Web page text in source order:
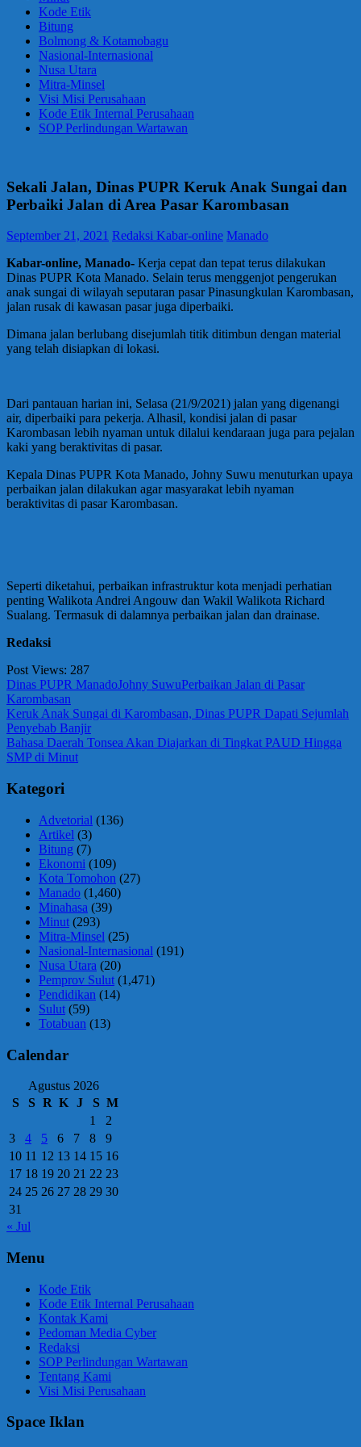
Kode Etik
Bitung
Bolmong & Kotamobagu
Nasional-Internasional
Nusa Utara
Mitra-Minsel
Visi Misi Perusahaan
Kode Etik Internal Perusahaan
SOP Perlindungan Wartawan
Sekali Jalan, Dinas PUPR Keruk Anak Sungai dan
Perbaiki Jalan di Area Pasar Karombasan
September 21, 2021 Redaksi Kabar-online Manado
Kabar-online, Manado- Kerja cepat dan tepat terus dilakukan
Dinas PUPR Kota Manado. Selain terus menggenjot pengerukan
anak sungai di wilayah seputaran pasar Pinasungkulan Karombasan,
jalan rusak di kawasan pasar juga diperbaiki.
Dimana jalan berlubang disejumlah titik ditimbun dengan material
yang telah disiapkan di lokasi.
Dari pantauan harian ini, Selasa (21/9/2021) jalan yang digenangi
air, diperbaiki para pekerja. Alhasil, kondisi jalan di pasar
Karombasan lebih nyaman untuk dilalui kendaraan juga para pejalan
kaki yang beraktivitas di pasar.
Kepala Dinas PUPR Kota Manado, Johny Suwu menuturkan upaya
perbaikan jalan dilakukan agar masyarakat lebih nyaman
beraktivitas di pasar Karombasan.
Seperti diketahui, perbaikan infrastruktur kota menjadi perhatian
penting Walikota Andrei Angouw dan Wakil Walikota Richard
Sualang. Termasuk di dalamnya perbaikan jalan dan drainase.
Redaksi
Post Views: 287
Dinas PUPR ManadoJohny SuwuPerbaikan Jalan di Pasar
Karombasan
Navigasi
pos
Previous
Post:
Keruk Anak Sungai di Karombasan, Dinas PUPR Dapati Sejumlah
Penyebab Banjir
Next
Post:
Bahasa Daerah Tonsea Akan Diajarkan di Tingkat PAUD Hingga
SMP di Minut
Kategori
Advetorial (136)
Artikel (3)
Bitung (7)
Ekonomi (109)
Kota Tomohon (27)
Manado (1,460)
Minahasa (39)
Minut (293)
Mitra-Minsel (25)
Nasional-Internasional (191)
Nusa Utara (20)
Pemprov Sulut (1,471)
Pendidikan (14)
Sulut (59)
Totabuan (13)
Calendar
Agustus 2026
S
S R K J S M
1
2
3
4 5 6 7 8
9
10 11 12 13 14 15 16
17 18 19 20 21 22 23
24 25 26 27 28 29 30
31
« Jul
Menu
Kode Etik
Kode Etik Internal Perusahaan
Kontak Kami
Pedoman Media Cyber
Redaksi
SOP Perlindungan Wartawan
Tentang Kami
Visi Misi Perusahaan
Space Iklan